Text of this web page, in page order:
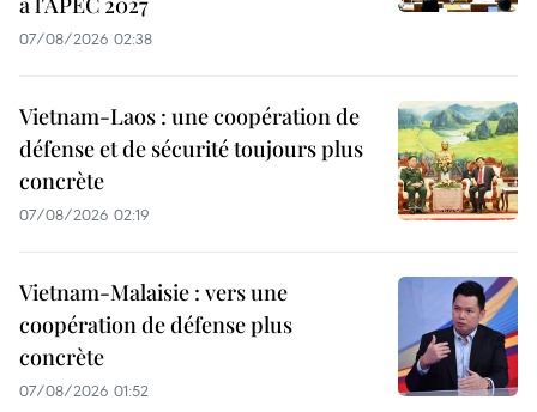
07/08/2026 02:38
Vietnam-Laos : une coopération de
défense et de sécurité toujours plus
concrète
07/08/2026 02:19
Vietnam-Malaisie : vers une
coopération de défense plus
concrète
07/08/2026 01:52